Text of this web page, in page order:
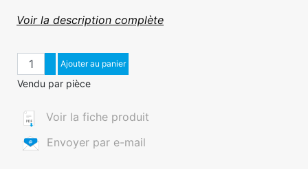
Voir la description complète
QuantitéAugmenter quantité
Diminuer quantité
Ajouter au panier
Vendu par pièce
Voir la fiche produit
Envoyer par e-mail